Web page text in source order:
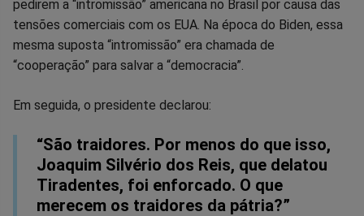
pedirem a “intromissão” americana no Brasil por causa das
tensões comerciais com os EUA. Na época do Biden, essa
mesma suposta “intromissão” era chamada de
“cooperação” para salvar a “democracia”.
Em seguida, o presidente declarou:
“São traidores. Por menos do que isso,
Joaquim Silvério dos Reis, que delatou
Tiradentes, foi enforcado. O que
merecem os traidores da pátria?”